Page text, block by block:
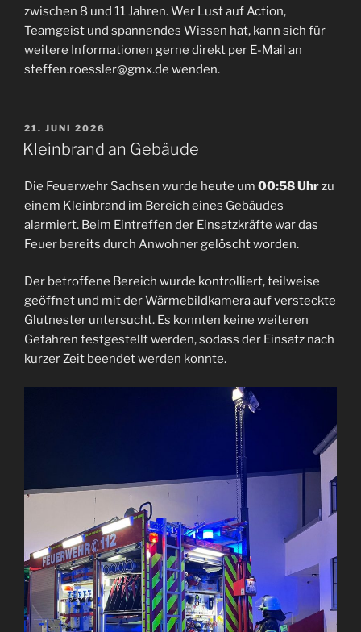
zwischen 8 und 11 Jahren. Wer Lust auf Action,
Teamgeist und spannendes Wissen hat, kann sich für
weitere Informationen gerne direkt per E-Mail an
steffen.roessler@gmx.de wenden.
VERÖFFENTLICHT
AM
21. JUNI 2026
Kleinbrand an Gebäude
Die Feuerwehr Sachsen wurde heute um 00:58 Uhrzu
einem Kleinbrand im Bereich eines Gebäudes
alarmiert. Beim Eintreffen der Einsatzkräfte war das
Feuer bereits durch Anwohner gelöscht worden.
Der betroffene Bereich wurde kontrolliert, teilweise
geöffnet und mit der Wärmebildkamera auf versteckte
Glutnester untersucht. Es konnten keine weiteren
Gefahren festgestellt werden, sodass der Einsatz nach
kurzer Zeit beendet werden konnte.